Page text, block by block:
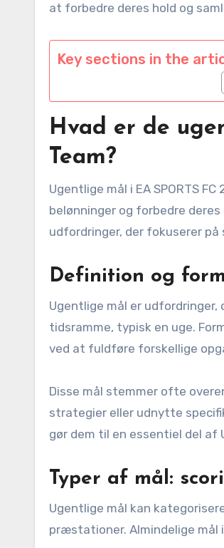
at forbedre deres hold og
Key sections in the
Hvad er de
Team?
Ugentlige mål i EA SPORTS FC
belønninger og forbedre
udfordringer, der fokuserer
Definition og
Ugentlige mål er udfordringer,
tidsramme, typisk en uge.
ved at fuldføre forskellige
Disse mål stemmer ofte
strategier eller udnytte
gør dem til en essentiel del af
Typer af mål:
Ugentlige mål kan
præstationer. Almindelige mål